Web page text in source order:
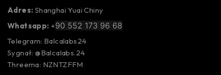
Adres: Shanghai Yuai Chiny
Whatsapp: +90 552 173 96 68
Telegram: Balcalabs24
Sygnał: @Balcalabs.24
Threema: NZNTZFFM